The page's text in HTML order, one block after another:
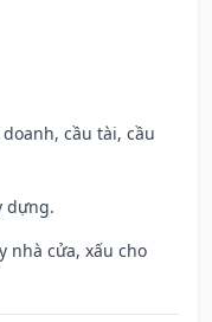
cầu tài, cầu
dựng.
nhà cửa, xấu cho